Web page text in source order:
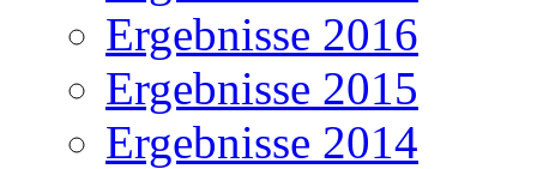
Ergebnisse 2016
Ergebnisse 2015
Ergebnisse 2014